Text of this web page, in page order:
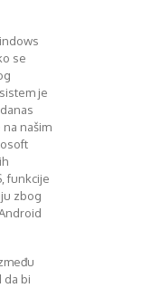
Mart 2014
April 2014
Maj 2014
Juni 2014
Juli 2014
August 2014
Oktobar 2014
Novembar 2014
Decembar 2014
Februar 2015
Mart 2015
se
je
našim
funkcije
zbog
da bi